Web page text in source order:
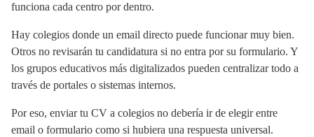
funciona cada centro por dentro.
Hay colegios donde un email directo puede funcionar muy bien.
Otros no revisarán tu candidatura si no entra por su formulario. Y
los grupos educativos más digitalizados pueden centralizar todo a
través de portales o sistemas internos.
Por eso, enviar tu CV a colegios no debería ir de elegir entre
email o formulario como si hubiera una respuesta universal.